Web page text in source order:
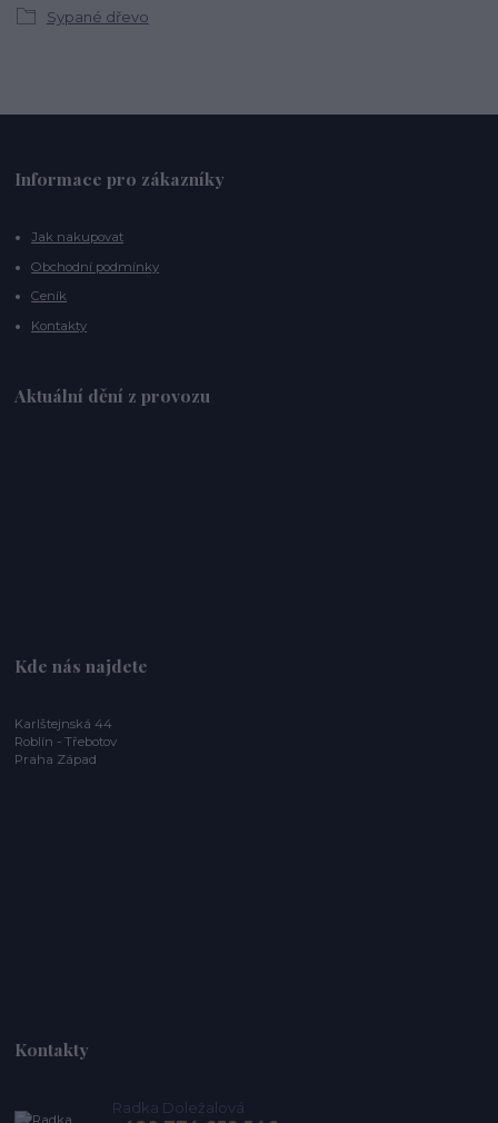
Sypané dřevo
Informace pro zákazníky
Jak nakupovat
Obchodní podmínky
Ceník
Kontakty
Aktuální dění z provozu
Kde nás najdete
Karlštejnská 44
Roblín - Třebotov
Praha Západ
Kontakty
Radka Doležalová